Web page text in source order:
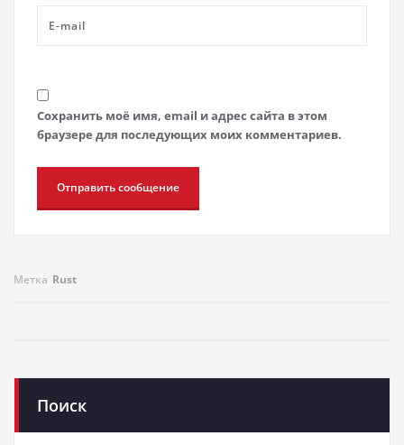
Сохранить моё имя, email и адрес сайта в этом
браузере для последующих моих комментариев.
Метка Rust
Поиск